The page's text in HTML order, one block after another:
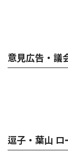
意見広告・議
逗子・葉山 ロ